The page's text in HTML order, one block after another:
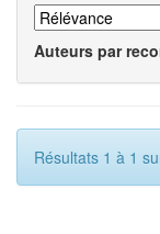
Auteurs par
Résultats 1 à 1